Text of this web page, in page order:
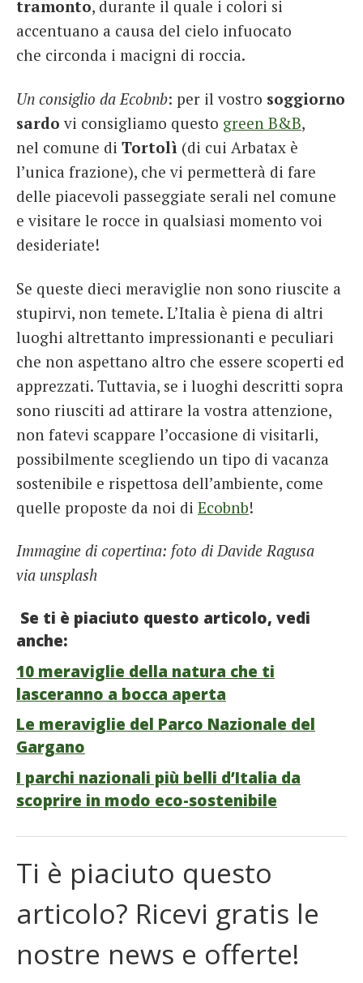
tramonto, durante il quale i colori si
accentuano a causa del cielo infuocato
che circonda i macigni di roccia.
Un consiglio da Ecobnb: per il vostro soggiorno
sardo vi consigliamo questo green B&B,
nel comune di Tortolì (di cui Arbatax è
l’unica frazione), che vi permetterà di fare
delle piacevoli passeggiate serali nel comune
e visitare le rocce in qualsiasi momento voi
desideriate!
Se queste dieci meraviglie non sono riuscite a
stupirvi, non temete. L’Italia è piena di altri
luoghi altrettanto impressionanti e peculiari
che non aspettano altro che essere scoperti ed
apprezzati. Tuttavia, se i luoghi descritti sopra
sono riusciti ad attirare la vostra attenzione,
non fatevi scappare l’occasione di visitarli,
possibilmente scegliendo un tipo di vacanza
sostenibile e rispettosa dell’ambiente, come
quelle proposte da noi di Ecobnb!
Immagine di copertina: foto di Davide Ragusa
via unsplash
Se ti è piaciuto questo articolo, vedi
anche:
10 meraviglie della natura che ti
lasceranno a bocca aperta
Le meraviglie del Parco Nazionale del
Gargano
I parchi nazionali più belli d’Italia da
scoprire in modo eco-sostenibile
Ti è piaciuto questo
articolo? Ricevi gratis le
nostre news e offerte!